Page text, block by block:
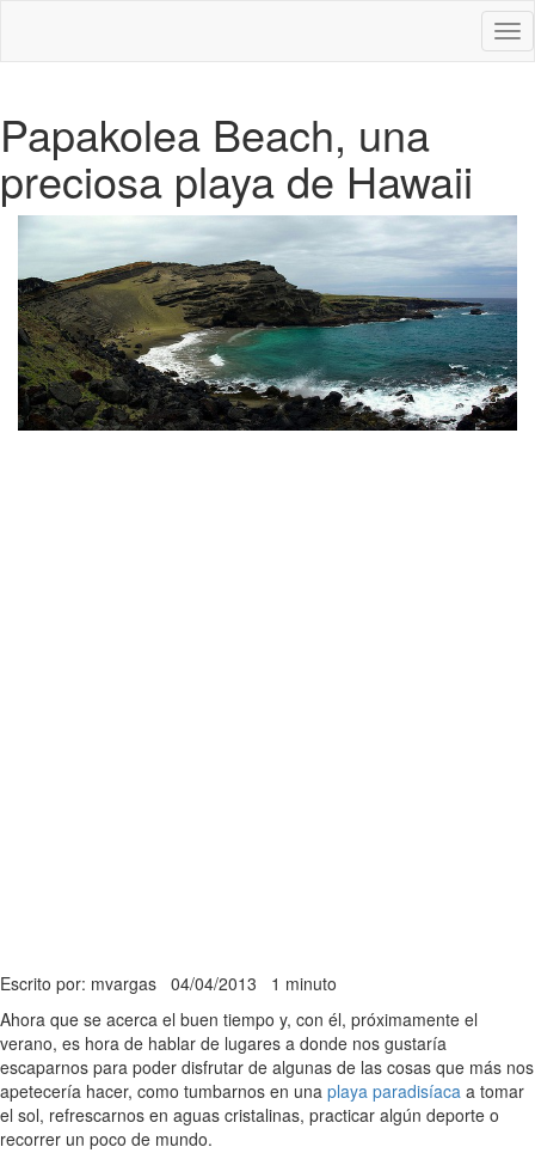
Papakolea Beach, una
preciosa playa de Hawaii
Escrito por: mvargas 04/04/2013 1 minuto
Ahora que se acerca el buen tiempo y, con él, próximamente el
verano, es hora de hablar de lugares a donde nos gustaría
escaparnos para poder disfrutar de algunas de las cosas que más nos
apetecería hacer, como tumbarnos en una playa paradisíaca a tomar
el sol, refrescarnos en aguas cristalinas, practicar algún deporte o
recorrer un poco de mundo.